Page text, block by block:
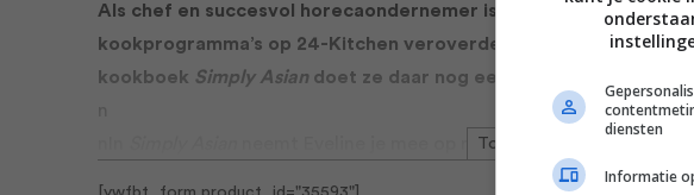
Als chef en succesvol horecaondernemer is Eveline Wu al lange
kookprogramma’s op 24-Kitchen veroverde ze de harten van
kookboek Simply Asian doet ze daar nog een schepje bovenop.
neemt Eveline je mee op reis naar haar vijf
Thailand, Vietnam en Korea. Ontdek hoe makkelijk de heerlijke
Toon meer
diensten
Informatie